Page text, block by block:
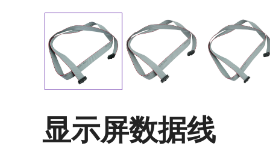
显示屏数据线